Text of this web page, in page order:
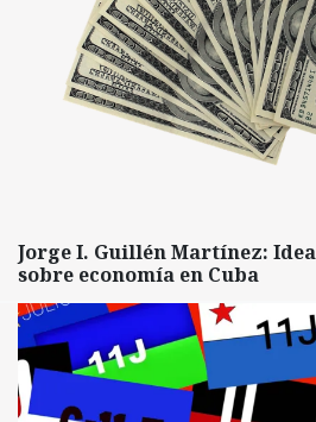
Jorge I. Guillén Martínez:
sobre economía en Cuba